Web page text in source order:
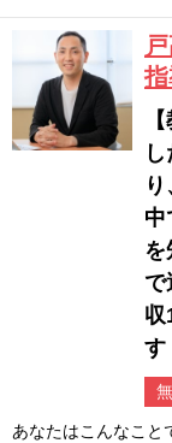
中
を
で
収
す
あなたはこんなこと